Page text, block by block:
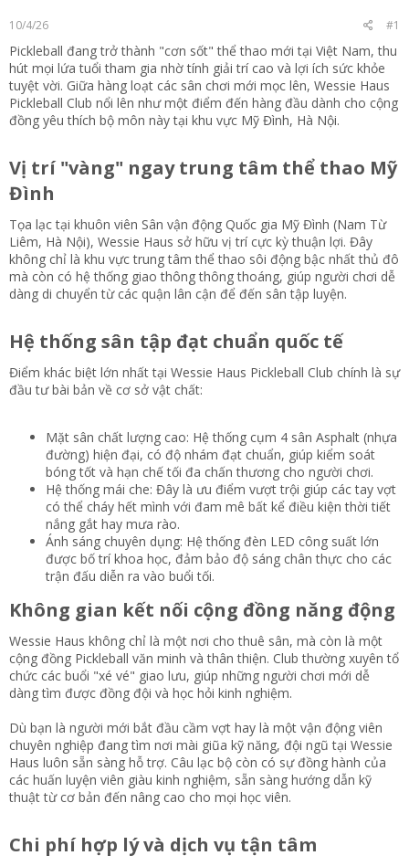
10/4/26 #1
Pickleball đang trở thành "cơn sốt" thể thao mới tại Việt Nam, thu
hút mọi lứa tuổi tham gia nhờ tính giải trí cao và lợi ích sức khỏe
tuyệt vời. Giữa hàng loạt các sân chơi mới mọc lên, Wessie Haus
Pickleball Club nổi lên như một điểm đến hàng đầu dành cho cộng
đồng yêu thích bộ môn này tại khu vực Mỹ Đình, Hà Nội.
Vị trí "vàng" ngay trung tâm thể thao Mỹ
Đình​
Tọa lạc tại khuôn viên Sân vận động Quốc gia Mỹ Đình (Nam Từ
Liêm, Hà Nội), Wessie Haus sở hữu vị trí cực kỳ thuận lợi. Đây
không chỉ là khu vực trung tâm thể thao sôi động bậc nhất thủ đô
mà còn có hệ thống giao thông thông thoáng, giúp người chơi dễ
dàng di chuyển từ các quận lân cận để đến sân tập luyện.
Hệ thống sân tập đạt chuẩn quốc tế​
Điểm khác biệt lớn nhất tại Wessie Haus Pickleball Club chính là sự
đầu tư bài bản về cơ sở vật chất:
Mặt sân chất lượng cao: Hệ thống cụm 4 sân Asphalt (nhựa
đường) hiện đại, có độ nhám đạt chuẩn, giúp kiểm soát
bóng tốt và hạn chế tối đa chấn thương cho người chơi.
Hệ thống mái che: Đây là ưu điểm vượt trội giúp các tay vợt
có thể cháy hết mình với đam mê bất kể điều kiện thời tiết
nắng gắt hay mưa rào.
Ánh sáng chuyên dụng: Hệ thống đèn LED công suất lớn
được bố trí khoa học, đảm bảo độ sáng chân thực cho các
trận đấu diễn ra vào buổi tối.
Không gian kết nối cộng đồng năng động​
Wessie Haus không chỉ là một nơi cho thuê sân, mà còn là một
cộng đồng Pickleball văn minh và thân thiện. Club thường xuyên tổ
chức các buổi "xé vé" giao lưu, giúp những người chơi mới dễ
dàng tìm được đồng đội và học hỏi kinh nghiệm.
Dù bạn là người mới bắt đầu cầm vợt hay là một vận động viên
chuyên nghiệp đang tìm nơi mài giũa kỹ năng, đội ngũ tại Wessie
Haus luôn sẵn sàng hỗ trợ. Câu lạc bộ còn có sự đồng hành của
các huấn luyện viên giàu kinh nghiệm, sẵn sàng hướng dẫn kỹ
thuật từ cơ bản đến nâng cao cho mọi học viên.
Chi phí hợp lý và dịch vụ tận tâm​